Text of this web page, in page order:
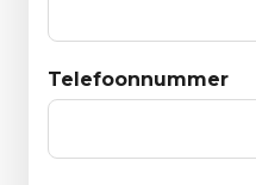
Telefoonnummer